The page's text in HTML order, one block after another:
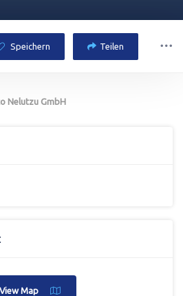
Speichern Teilen
Nelutzu GmbH
View Map